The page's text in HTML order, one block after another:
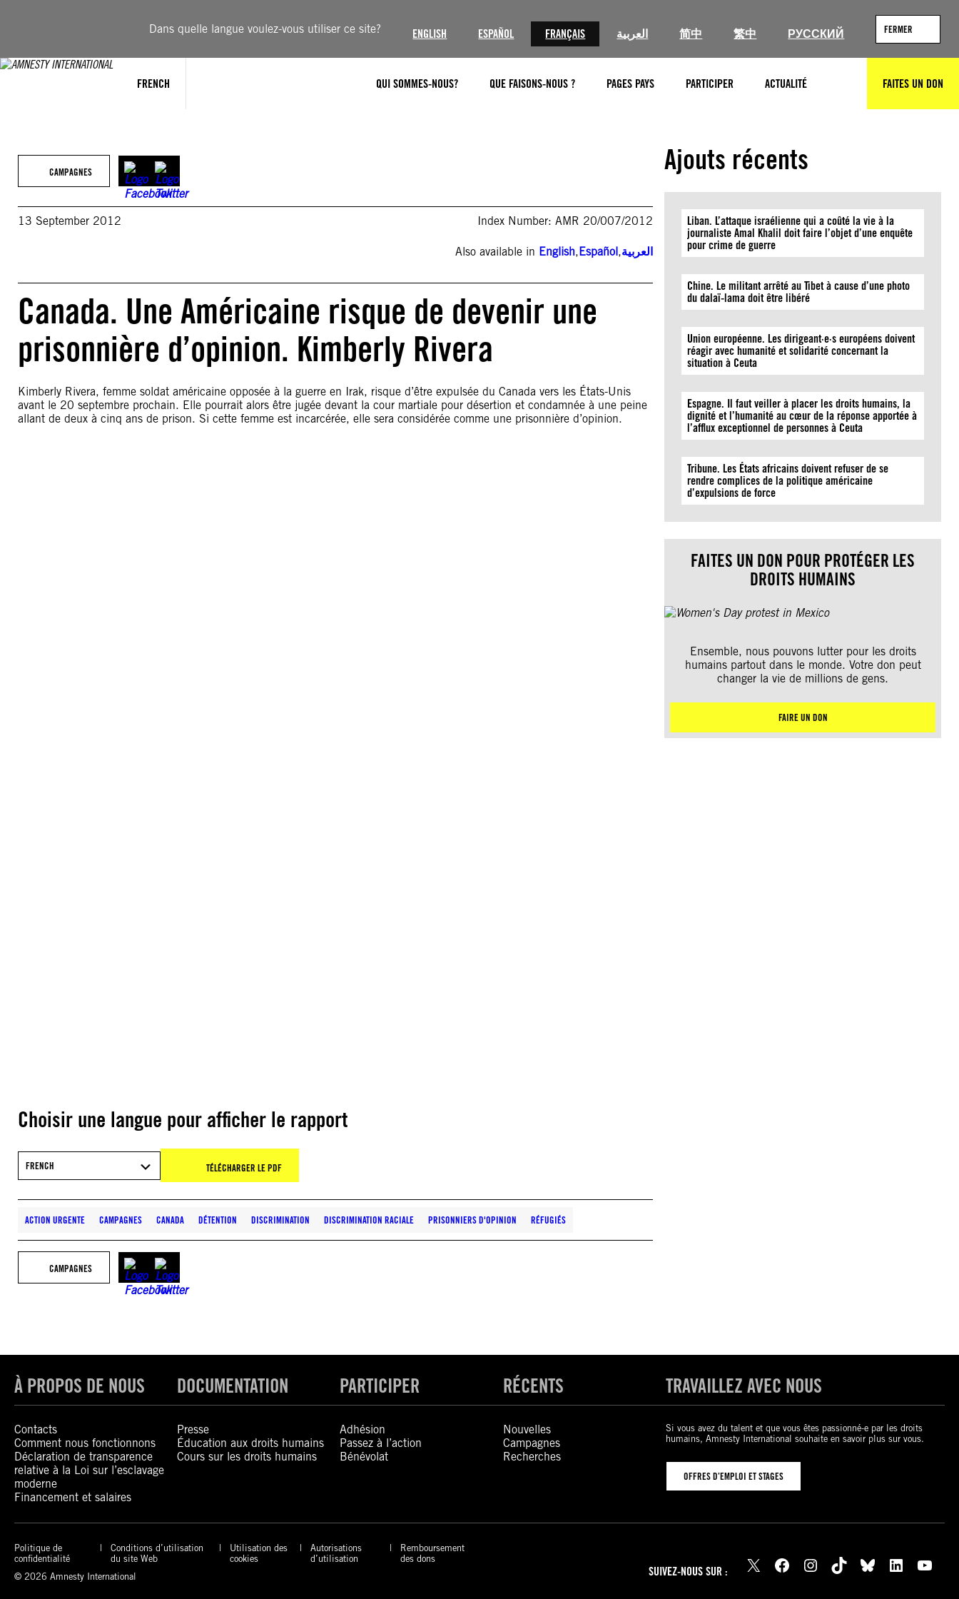
Dans quelle langue voulez-vous utiliser ce site? ENGLISH ESPAÑOL FRANÇAIS العربية 简中 繁中 РУССКИЙ FERMER
FRENCH QUI SOMMES-NOUS? QUE FAISONS-NOUS ? PAGES PAYS PARTICIPER ACTUALITÉ RECHERCHERFAITES UN DON
CAMPAGNES
13 September 2012 Index Number: AMR 20/007/2012
Also available in English,Español,العربية
Canada. Une Américaine risque de devenir une
prisonnière d’opinion. Kimberly Rivera
Kimberly Rivera, femme soldat américaine opposée à la guerre en Irak, risque d’être expulsée du Canada vers les États-Unis
avant le 20 septembre prochain. Elle pourrait alors être jugée devant la cour martiale pour désertion et condamnée à une peine
allant de deux à cinq ans de prison. Si cette femme est incarcérée, elle sera considérée comme une prisonnière d’opinion.
Choisir une langue pour afficher le rapport
FRENCH TÉLÉCHARGER LE PDF
ACTION URGENTE CAMPAGNES CANADA DÉTENTION DISCRIMINATION DISCRIMINATION RACIALE PRISONNIERS D'OPINION RÉFUGIÉS
CAMPAGNES
Ajouts récents
Liban. L’attaque israélienne qui a coûté la vie à la
journaliste Amal Khalil doit faire l’objet d’une enquête
pour crime de guerre
Chine. Le militant arrêté au Tibet à cause d’une photo
du dalaï-lama doit être libéré
Union européenne. Les dirigeant·e·s européens doivent
réagir avec humanité et solidarité concernant la
situation à Ceuta
Espagne. Il faut veiller à placer les droits humains, la
dignité et l’humanité au cœur de la réponse apportée à
l’afflux exceptionnel de personnes à Ceuta
Tribune. Les États africains doivent refuser de se
rendre complices de la politique américaine
d’expulsions de force
FAITES UN DON POUR PROTÉGER LES
DROITS HUMAINS
Ensemble, nous pouvons lutter pour les droits
humains partout dans le monde. Votre don peut
changer la vie de millions de gens.
FAIRE UN DON
À PROPOS DE NOUS
Contacts
Comment nous fonctionnons
Déclaration de transparence
relative à la Loi sur l’esclavage
moderne
Financement et salaires
DOCUMENTATION
Presse
Éducation aux droits humains
Cours sur les droits humains
PARTICIPER
Adhésion
Passez à l’action
Bénévolat
RÉCENTS
Nouvelles
Campagnes
Recherches
TRAVAILLEZ AVEC NOUS
Si vous avez du talent et que vous êtes passionné-e par les droits
humains, Amnesty International souhaite en savoir plus sur vous.
OFFRES D’EMPLOI ET STAGES
Politique de
confidentialité
Conditions d’utilisation
du site Web
Utilisation des
cookies
Autorisations
d’utilisation
Remboursement
des dons
© 2026 Amnesty International
SUIVEZ-NOUS SUR : X Facebook Instagram TikTok Bluesky LinkedIn YouTube